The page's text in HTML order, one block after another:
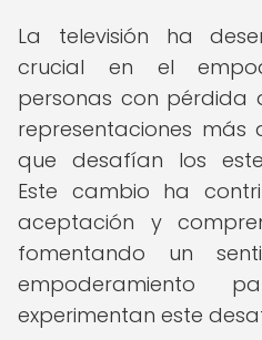
La televisión ha
crucial en el
personas con pérdida
representaciones más
que desafían los
Este cambio ha
aceptación y
fomentando un
empoderamiento
experimentan este